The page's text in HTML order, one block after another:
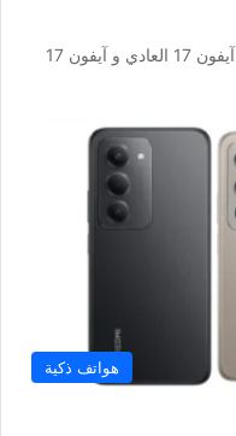
في بداية سبتمبر 2025 ستكشف أبل عن آيفون 17 العادي و آيفون 17
هواتف ذكية